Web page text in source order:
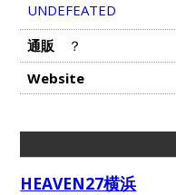
UNDEFEATED
通販
？
Website
HEAVEN27横浜